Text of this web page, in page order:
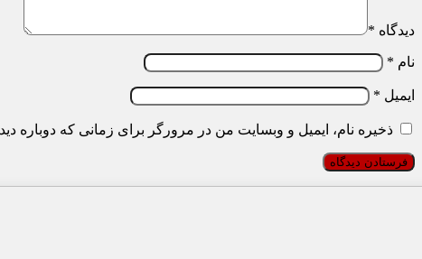
دیدگاه *
نام *
ایمیل *
ذخیره نام، ایمیل و وبسایت من در مرورگر برای زمانی که دوباره